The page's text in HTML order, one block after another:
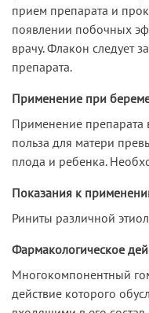
прием препарата и
появлении побочных
врачу. Флакон следует
препарата.
Применение при
Применение
польза для матери
плода и ребенка.
Показания к
Риниты различной
Фармакологическое
Многокомпонентный
действие которого